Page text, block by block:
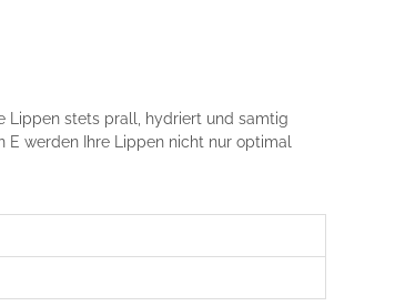
Lippen stets prall, hydriert und samtig
E werden Ihre Lippen nicht nur optimal